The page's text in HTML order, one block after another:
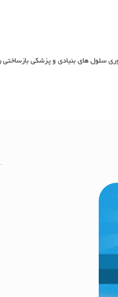
سلول های بنیادی و پزشکی